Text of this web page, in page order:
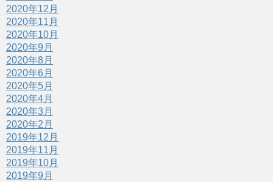
2020年12月
2020年11月
2020年10月
2020年9月
2020年8月
2020年6月
2020年5月
2020年4月
2020年3月
2020年2月
2019年12月
2019年11月
2019年10月
2019年9月